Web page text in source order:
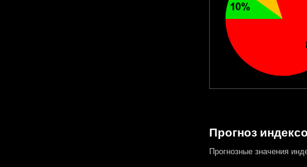
Прогноз
Прогнозные значения